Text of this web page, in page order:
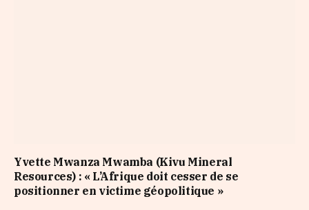
​Yvette Mwanza Mwamba (Kivu Mineral
Resources) : « L’Afrique doit cesser de se
positionner en victime géopolitique »